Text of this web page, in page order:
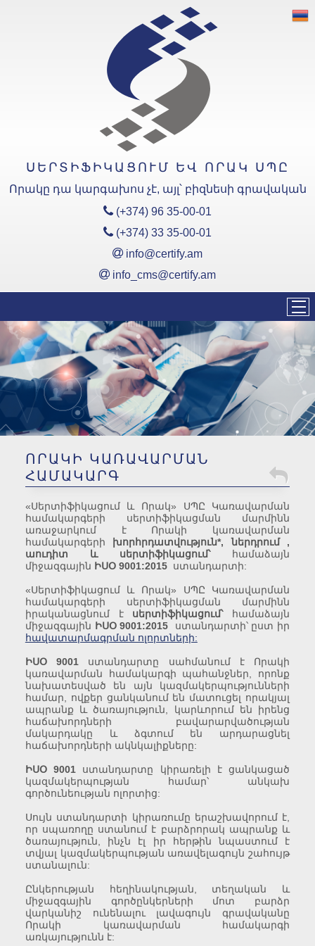
«Սերտիֆիկացում և Որակ»
Սերտիֆիկացման Մարմնի
Հավատարմագրման ոլորտ
ՀՀ ՏԿ
Հավատարմագրման ոլորտ
Սերտիֆիկացման Մարմնի
Հավատարմագրման
ԿՀՍՄ Հավատարմագրման
ոլորտ
ՍԵՐՏԻՖԻԿԱՑՈՒՄ ԵՎ ՈՐԱԿ ՍՊԸ
Որակը դա կարգախոս չէ, այլ՝ բիզնեսի գրավական
(+374) 96 35-00-01
(+374) 33 35-00-01
info@certify.am
info_cms@certify.am
ՈՐԱԿԻ ԿԱՌԱՎԱՐՄԱՆ
ՀԱՄԱԿԱՐԳ
«Սերտիֆիկացում և Որակ» ՍՊԸ Կառավարման
համակարգերի սերտիֆիկացման մարմինն
առաջարկում է Որակի կառավարման
համակարգերի
խորհրդատվություն*, ներդրում ,
աուդիտ և սերտիֆիկացում՝
համաձայն
միջազգային ԻՍՕ 9001:2015 ստանդարտի:
«Սերտիֆիկացում և Որակ» ՍՊԸ Կառավարման
համակարգերի սերտիֆիկացման մարմինն
իրականացնում է սերտիֆիկացում՝համաձայն
միջազգային ԻՍՕ 9001:2015 ստանդարտի՝ ըստ իր
հավատարմագրման ոլորտների:
ԻՍՕ 9001 ստանդարտը սահմանում է Որակի
կառավարման համակարգի պահանջներ, որոնք
նախատեսված են այն կազմակերպությունների
համար, ովքեր ցանկանում են մատուցել որակյալ
ապրանք և ծառայություն, կարևորում են իրենց
հաճախորդների բավարարվածության
մակարդակը և ձգտում են արդարացնել
հաճախորդների ակնկալիքները:
ԻՍՕ 9001 ստանդարտը կիրառելի է ցանկացած
կազմակերպության համար՝ անկախ
գործունեության ոլորտից:
Սույն ստանդարտի կիրառումը երաշխավորում է,
որ սպառողը ստանում է բարձրորակ ապրանք և
ծառայություն, ինչն էլ իր հերթին նպաստում է
տվյալ կազմակերպության առավելագույն շահույթ
ստանալուն:
Ընկերության հեղինակության, տեղական և
միջազգային գործընկերների մոտ բարձր
վարկանիշ ունենալու լավագույն գրավականը
Որակի կառավարման համակարգի
առկայությունն է: